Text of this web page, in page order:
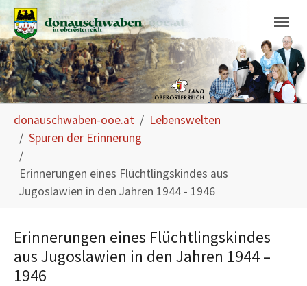
Skip to main navigation
Skip to main content
Skip to page footer
donauschwaben-ooe.at
Lebenswelten
Spuren der Erinnerung
Erinnerungen eines Flüchtlingskindes aus
Jugoslawien in den Jahren 1944 - 1946
Erinnerungen eines Flüchtlingskindes
aus Jugoslawien in den Jahren 1944 –
1946